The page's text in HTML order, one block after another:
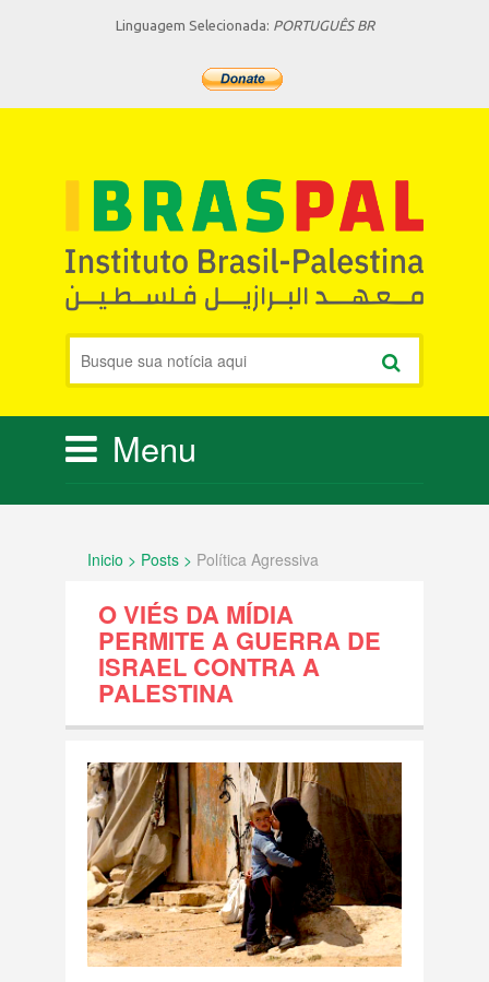
Linguagem Selecionada: PORTUGUÊS BR
Menu
SOBRE NÓS
FATOS
Documentos internacionais e decisões
legais
História e Geografia
Política Agressiva
Povo Palestino
Resolução ONU
Inicio > Posts > Política Agressiva
O VIÉS DA MÍDIA
PERMITE A GUERRA DE
ISRAEL CONTRA A
PALESTINA